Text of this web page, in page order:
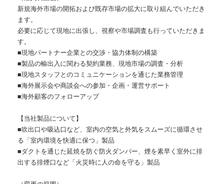
新規海外市場の開拓および既存市場の拡大に取り組んでいただき
ます。
必要に応じて現地に出張し、視察や市場調査も行っていただきま
す。
■現地パートナー企業との交渉・協力体制の構築
■製品の輸出入に関わる契約業務、現地市場の調査・分析
■現地スタッフとのコミュニケーションを通じた業務管理
■海外展示会や商談会への参加・企画・運営サポート
■海外顧客のフォローアップ
【当社製品について】
■吹出口や吸込口など、室内の空気と外気をスムーズに循環させ
る「室内環境を快適に保つ」製品
■ダクトを通じた延焼を防ぐ防火ダンパー、煙を素早く室外に排
出する排煙口など「火災時に人の命を守る」製品